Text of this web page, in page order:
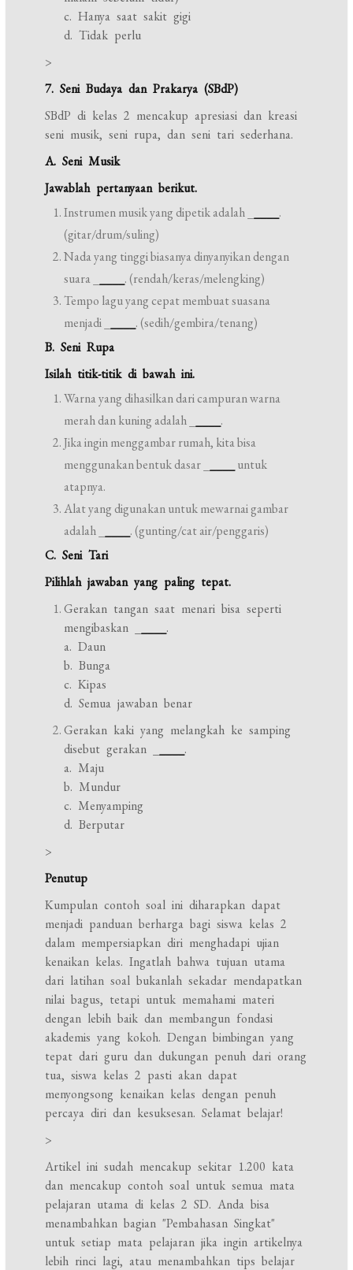
c. Hanya saat sakit gigi
d. Tidak perlu
>
7. Seni Budaya dan Prakarya (SBdP)
SBdP di kelas 2 mencakup apresiasi dan kreasi
seni musik, seni rupa, dan seni tari sederhana.
A. Seni Musik
Jawablah pertanyaan berikut.
Instrumen musik yang dipetik adalah _
.
(gitar/drum/suling)
Nada yang tinggi biasanya dinyanyikan dengan
suara _
. (rendah/keras/melengking)
Tempo lagu yang cepat membuat suasana
menjadi _
. (sedih/gembira/tenang)
B. Seni Rupa
Isilah titik-titik di bawah ini.
Warna yang dihasilkan dari campuran warna
merah dan kuning adalah _
.
Jika ingin menggambar rumah, kita bisa
menggunakan bentuk dasar _
untuk
atapnya.
Alat yang digunakan untuk mewarnai gambar
adalah _
. (gunting/cat air/penggaris)
C. Seni Tari
Pilihlah jawaban yang paling tepat.
Gerakan tangan saat menari bisa seperti
mengibaskan _
.
a. Daun
b. Bunga
c. Kipas
d. Semua jawaban benar
Gerakan kaki yang melangkah ke samping
disebut gerakan _
.
a. Maju
b. Mundur
c. Menyamping
d. Berputar
>
Penutup
Kumpulan contoh soal ini diharapkan dapat
menjadi panduan berharga bagi siswa kelas 2
dalam mempersiapkan diri menghadapi ujian
kenaikan kelas. Ingatlah bahwa tujuan utama
dari latihan soal bukanlah sekadar mendapatkan
nilai bagus, tetapi untuk memahami materi
dengan lebih baik dan membangun fondasi
akademis yang kokoh. Dengan bimbingan yang
tepat dari guru dan dukungan penuh dari orang
tua, siswa kelas 2 pasti akan dapat
menyongsong kenaikan kelas dengan penuh
percaya diri dan kesuksesan. Selamat belajar!
>
Artikel ini sudah mencakup sekitar 1.200 kata
dan mencakup contoh soal untuk semua mata
pelajaran utama di kelas 2 SD. Anda bisa
menambahkan bagian "Pembahasan Singkat"
untuk setiap mata pelajaran jika ingin artikelnya
lebih rinci lagi, atau menambahkan tips belajar